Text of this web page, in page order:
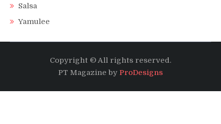
Salsa
Yamulee
Copyright © All rights reserved.
PT Magazine by ProDesigns